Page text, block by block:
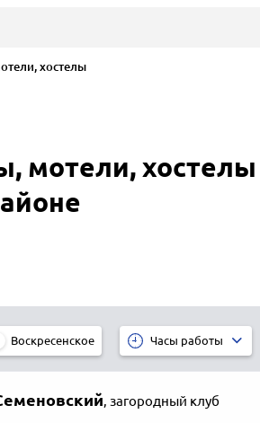
хостелы
мотели,
Воскресенское Часы работы
, загородный клуб